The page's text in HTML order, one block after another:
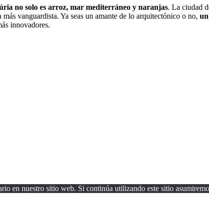
no solo es arroz, mar mediterráneo y naranjas. La ciudad
vanguardista. Ya seas un amante de lo arquitectónico o no,
innovadores.
en nuestro sitio web. Si continúa utilizando este sitio